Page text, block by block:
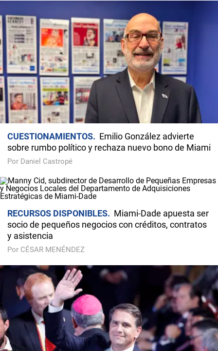
CUESTIONAMIENTOS
Emilio González advierte
sobre rumbo político y rechaza nuevo bono de Miami
Por Daniel Castropé
RECURSOS DISPONIBLES
Miami-Dade apuesta ser
socio de pequeños negocios con créditos, contratos
y asistencia
Por CÉSAR MENÉNDEZ